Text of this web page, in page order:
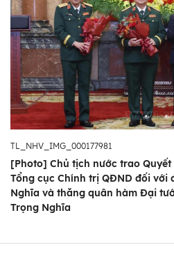
TL_NHV_IMG_000177981
[Photo] Chủ tịch nước trao
Tổng cục Chính trị QĐND đối với
Nghĩa và thăng quân hàm Đại
Trọng Nghĩa